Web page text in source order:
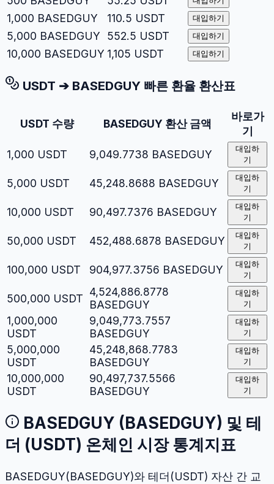
1,000 BASEDGUY 110.5 USDT 대입하기
5,000 BASEDGUY 552.5 USDT 대입하기
10,000 BASEDGUY 1,105 USDT 대입하기
USDT ➔ BASEDGUY 빠른 환율 환산표
USDT 수량 BASEDGUY 환산 금액
바로가
기
1,000 USDT 9,049.7738 BASEDGUY
대입하
기
5,000 USDT 45,248.8688 BASEDGUY
대입하
기
10,000 USDT 90,497.7376 BASEDGUY
대입하
기
50,000 USDT 452,488.6878 BASEDGUY
대입하
기
100,000 USDT 904,977.3756 BASEDGUY
대입하
기
500,000 USDT
4,524,886.8778
BASEDGUY
대입하
기
1,000,000
USDT
9,049,773.7557
BASEDGUY
대입하
기
5,000,000
USDT
45,248,868.7783
BASEDGUY
대입하
기
10,000,000
USDT
90,497,737.5566
BASEDGUY
대입하
기
BASEDGUY ( BASEDGUY) 및 테
더 (USDT) 온체인 시장 통계지표
BASEDGUY(BASEDGUY)와 테더 (USDT) 자산 간 교